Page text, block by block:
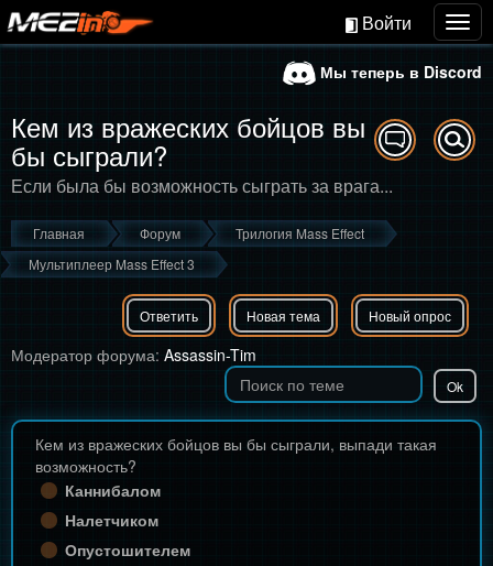
Войти
Мы теперь в Discord
Кем из вражеских бойцов вы
бы сыграли?
Если была бы возможность сыграть за врага...
Главная Форум
Трилогия Mass Effect
Мультиплеер Mass Effect 3
Ответить Новая тема Новый опрос
Модератор форума: Assassin-Tim
Кем из вражеских бойцов вы бы сыграли, выпади такая
возможность?
Каннибалом
Налетчиком
Опустошителем